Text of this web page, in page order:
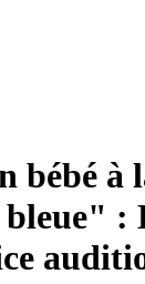
bébé à
: